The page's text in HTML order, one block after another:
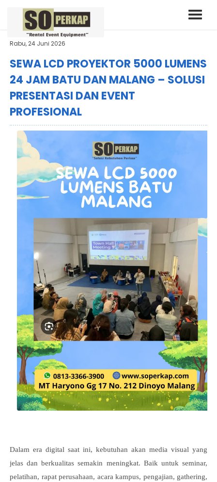
Rabu, 24 Juni 2026
SEWA LCD PROYEKTOR 5000 LUMENS
24 JAM BATU DAN MALANG – SOLUSI
PRESENTASI DAN EVENT
PROFESIONAL
Dalam era digital saat ini, kebutuhan akan media visual yang
jelas dan berkualitas semakin meningkat. Baik untuk seminar,
pelatihan, rapat perusahaan, acara kampus, pengajian, gathering,